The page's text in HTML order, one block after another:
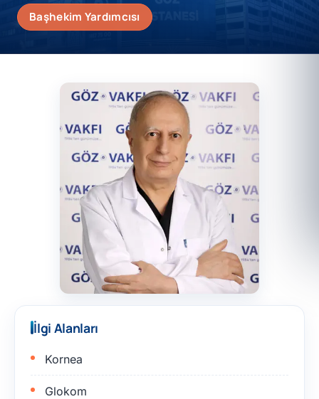
Başhekim Yardımcısı
İlgi Alanları
Kornea
Glokom